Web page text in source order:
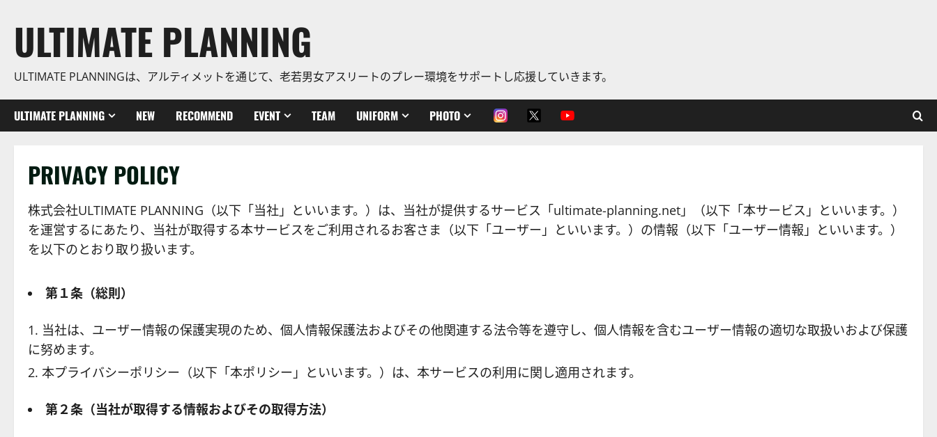
キ
ULTIMATE PLANNING
ULTIMATE PLANNINGは、アルティメットを通じて、老若男女アスリートのプレー環境をサポートし応援していきます。
ULTIMATE PLANNING NEW RECOMMEND EVENT TEAM UNIFORM PHOTO
PRIVACY POLICY
株式会社ULTIMATE PLANNING（以下「当社」といいます。）は、当社が提供するサービス「ultimate-planning.net」（以下「本サービス」といいます。）
を運営するにあたり、当社が取得する本サービスをご利用されるお客さま（以下「ユーザー」といいます。）の情報（以下「ユーザー情報」といいます。）
を以下のとおり取り扱います。
第１条（総則）
当社は、ユーザー情報の保護実現のため、個人情報保護法およびその他関連する法令等を遵守し、個人情報を含むユーザー情報の適切な取扱いおよび保護
に努めます。
本プライバシーポリシー（以下「本ポリシー」といいます。）は、本サービスの利用に関し適用されます。
第２条 （当社が取得する情報およびその取得方法）